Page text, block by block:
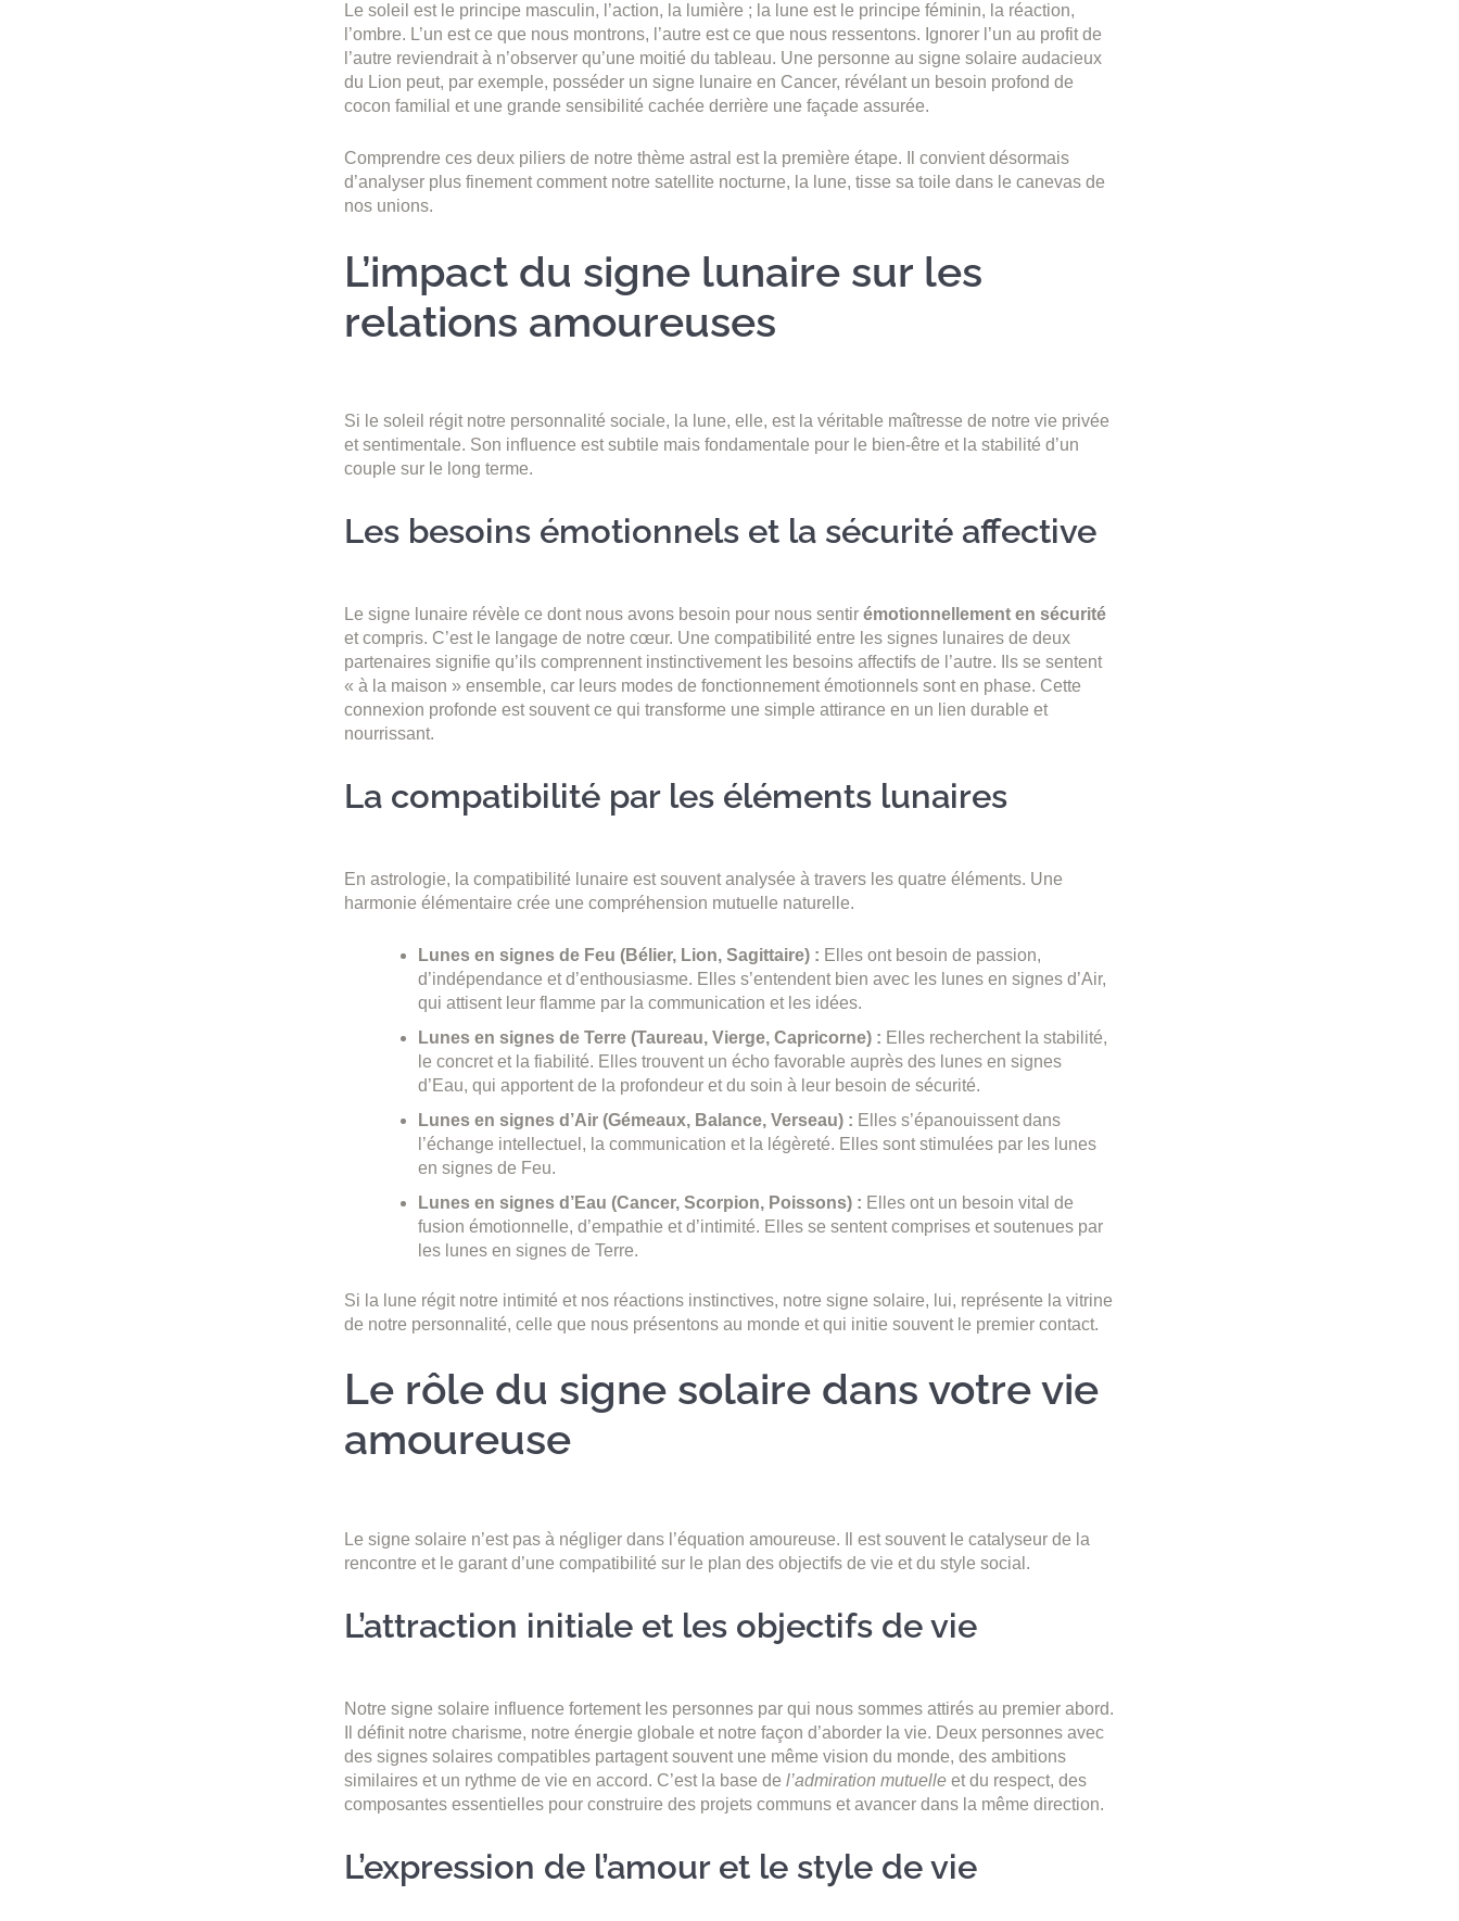
Le soleil est le principe masculin, l’action, la lumière ; la lune est le principe féminin, la réaction,
l’ombre. L’un est ce que nous montrons, l’autre est ce que nous ressentons. Ignorer l’un au profit de
l’autre reviendrait à n’observer qu’une moitié du tableau. Une personne au signe solaire audacieux
du Lion peut, par exemple, posséder un signe lunaire en Cancer, révélant un besoin profond de
cocon familial et une grande sensibilité cachée derrière une façade assurée.
Comprendre ces deux piliers de notre thème astral est la première étape. Il convient désormais
d’analyser plus finement comment notre satellite nocturne, la lune, tisse sa toile dans le canevas de
nos unions.
L’impact du signe lunaire sur les
relations amoureuses
Si le soleil régit notre personnalité sociale, la lune, elle, est la véritable maîtresse de notre vie privée
et sentimentale. Son influence est subtile mais fondamentale pour le bien-être et la stabilité d’un
couple sur le long terme.
Les besoins émotionnels et la sécurité affective
Le signe lunaire révèle ce dont nous avons besoin pour nous sentir émotionnellement en sécurité
et compris. C’est le langage de notre cœur. Une compatibilité entre les signes lunaires de deux
partenaires signifie qu’ils comprennent instinctivement les besoins affectifs de l’autre. Ils se sentent
« à la maison » ensemble, car leurs modes de fonctionnement émotionnels sont en phase. Cette
connexion profonde est souvent ce qui transforme une simple attirance en un lien durable et
nourrissant.
La compatibilité par les éléments lunaires
En astrologie, la compatibilité lunaire est souvent analysée à travers les quatre éléments. Une
harmonie élémentaire crée une compréhension mutuelle naturelle.
Lunes en signes de Feu (Bélier, Lion, Sagittaire) : Elles ont besoin de passion,
d’indépendance et d’enthousiasme. Elles s’entendent bien avec les lunes en signes d’Air,
qui attisent leur flamme par la communication et les idées.
Lunes en signes de Terre (Taureau, Vierge, Capricorne) : Elles recherchent la stabilité,
le concret et la fiabilité. Elles trouvent un écho favorable auprès des lunes en signes
d’Eau, qui apportent de la profondeur et du soin à leur besoin de sécurité.
Lunes en signes d’Air (Gémeaux, Balance, Verseau) : Elles s’épanouissent dans
l’échange intellectuel, la communication et la légèreté. Elles sont stimulées par les lunes
en signes de Feu.
Lunes en signes d’Eau (Cancer, Scorpion, Poissons) : Elles ont un besoin vital de
fusion émotionnelle, d’empathie et d’intimité. Elles se sentent comprises et soutenues par
les lunes en signes de Terre.
Si la lune régit notre intimité et nos réactions instinctives, notre signe solaire, lui, représente la vitrine
de notre personnalité, celle que nous présentons au monde et qui initie souvent le premier contact.
Le rôle du signe solaire dans votre vie
amoureuse
Le signe solaire n’est pas à négliger dans l’équation amoureuse. Il est souvent le catalyseur de la
rencontre et le garant d’une compatibilité sur le plan des objectifs de vie et du style social.
L’attraction initiale et les objectifs de vie
Notre signe solaire influence fortement les personnes par qui nous sommes attirés au premier abord.
Il définit notre charisme, notre énergie globale et notre façon d’aborder la vie. Deux personnes avec
des signes solaires compatibles partagent souvent une même vision du monde, des ambitions
similaires et un rythme de vie en accord. C’est la base de l’admiration mutuelle et du respect, des
composantes essentielles pour construire des projets communs et avancer dans la même direction.
L’expression de l’amour et le style de vie